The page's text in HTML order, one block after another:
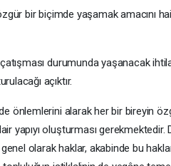
bir biçimde yaşamak amacını
durumunda yaşanacak
açıktır.
önlemlerini alarak her bir bireyin
yapıyı oluşturması gerekmektedir.
olarak haklar, akabinde bu